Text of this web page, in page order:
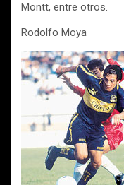
Montt, entre otros.
Rodolfo Moya